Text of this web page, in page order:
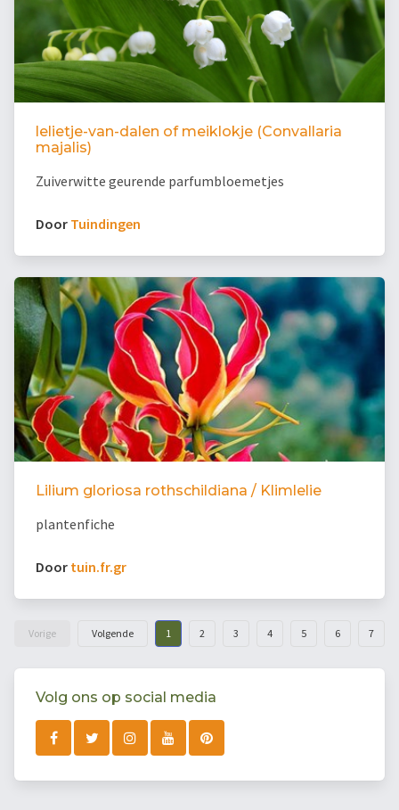
lelietje-van-dalen of meiklokje (Convallaria
majalis)
Zuiverwitte geurende parfumbloemetjes
Door Tuindingen
Lilium gloriosa rothschildiana / Klimlelie
plantenfiche
Door tuin.fr.gr
Vorige Volgende 1 2 3 4 5 6 7
Volg ons op social media